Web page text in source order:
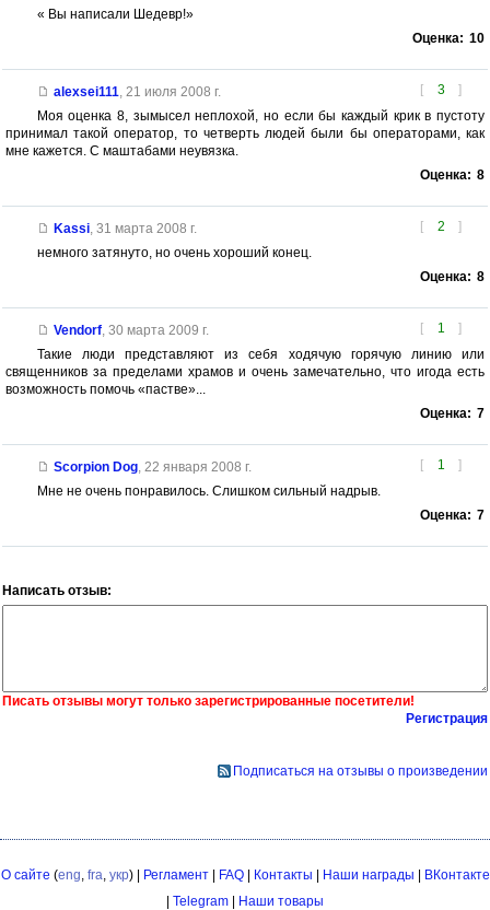
« Вы написали Шедевр!»
Оценка: 10
[ 3 ]
alexsei111, 21 июля 2008 г.
Моя оценка 8, зымысел неплохой, но если бы каждый крик в пустоту
принимал такой оператор, то четверть людей были бы операторами, как
мне кажется. С маштабами неувязка.
Оценка: 8
[ 2 ]
Kassi, 31 марта 2008 г.
немного затянуто, но очень хорoший конец.
Оценка: 8
[ 1 ]
Vendorf, 30 марта 2009 г.
Такие люди представляют из себя ходячую горячую линию или
священников за пределами храмов и очень замечательно, что игода есть
возможность помочь «пастве»...
Оценка: 7
[ 1 ]
Scorpion Dog, 22 января 2008 г.
Мне не очень понравилось. Слишком сильный надрыв.
Оценка: 7
Написать отзыв:
Писать отзывы могут только зарегистрированные посетители!
Регистрация
Подписаться на отзывы о произведении
О сайте (eng, fra, укр) | Регламент| FAQ| Контакты Наши награды
ВКонтакте
Telegram Наши товары